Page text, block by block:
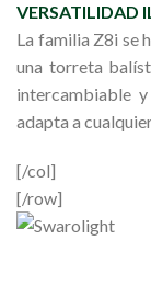
VERSATILIDAD
La familia Z8i se
una torreta
intercambiable
adapta a
[/col]
[/row]